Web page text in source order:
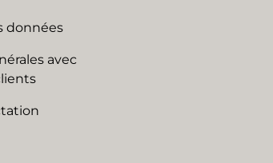
données
avec